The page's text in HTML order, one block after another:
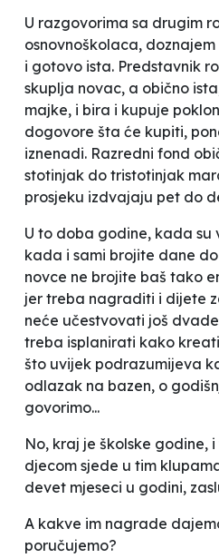
U razgovorima sa drugim
osnovnoškolaca,
i gotovo ista. Predstavnik
skuplja novac, a obično
majke, i bira i kupuje
dogovore šta će kupiti,
iznenadi. Razredni fond
stotinjak do tristotinjak
prosjeku izdvajaju pet do
U to doba godine, kada su
kada i sami brojite dane
novce ne brojite baš tako
jer treba nagraditi i dijete
neće učestvovati još
treba isplanirati kako
što uvijek podrazumijeva
odlazak na bazen, o
govorimo...
No, kraj je školske godine,
djecom sjede u tim
devet mjeseci u godini,
A kakve im nagrade
poručujemo?